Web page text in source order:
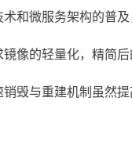
术和微服务架构的普
镜像的轻量化，精简
销毁与重建机制虽然